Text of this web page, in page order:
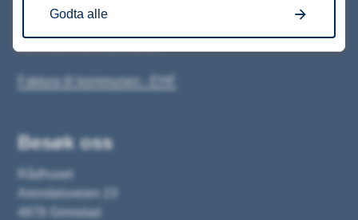
Organisasjonsnummer: 864 964 702
Faktura til kommunen - EHF
Besøk oss
Rådhuset
Arendalsveien 23
4878 Grimstad
Godta alle